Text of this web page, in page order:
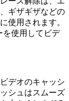
ギザギザなどの
使用されます。
を使用してビデ
デオのキャッシ
シュはスムーズ